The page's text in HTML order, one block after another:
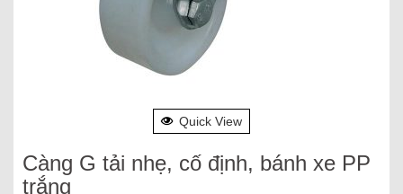
Quick View
Càng G tải nhẹ, cố định, bánh xe PP
trắng